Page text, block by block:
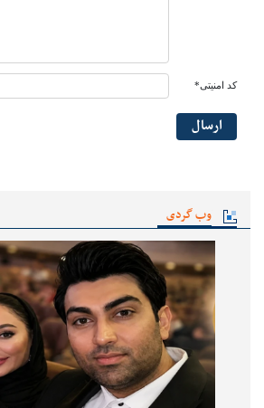
وب گردی
کد امنیتی*
ارسال